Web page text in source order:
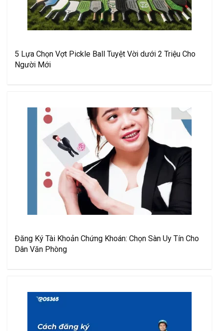
5 Lựa Chọn Vợt Pickle Ball Tuyệt Vời dưới 2 Triệu Cho
Người Mới
Đăng Ký Tài Khoản Chứng Khoán: Chọn Sàn Uy Tín Cho
Dân Văn Phòng